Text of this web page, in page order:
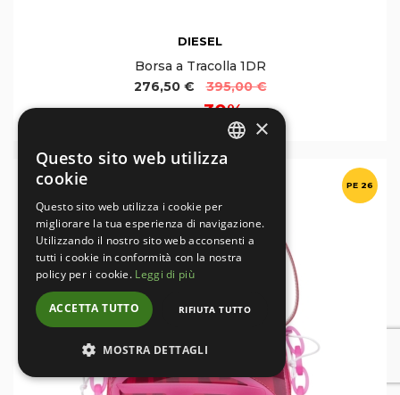
DIESEL
Borsa a Tracolla 1DR
276,50 €
395,00 €
Sconto30%
PE 26
×
Questo sito web utilizza
cookie
Questo sito web utilizza i cookie per
migliorare la tua esperienza di navigazione.
Utilizzando il nostro sito web acconsenti a
tutti i cookie in conformità con la nostra
policy per i cookie. Leggi di più
ACCETTA TUTTO RIFIUTA TUTTO
MOSTRA DETTAGLI